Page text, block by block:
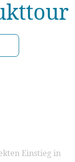
Einstieg in